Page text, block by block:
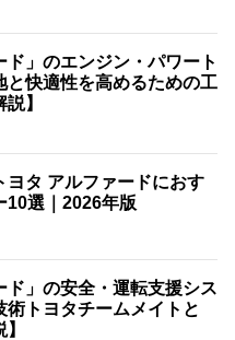
ド」のエンジン・パワート
と快適性を高めるための工
】
ヨタ アルファードにおす
10選｜2026年版
ド」の安全・運転支援シス
術トヨタチームメイトと